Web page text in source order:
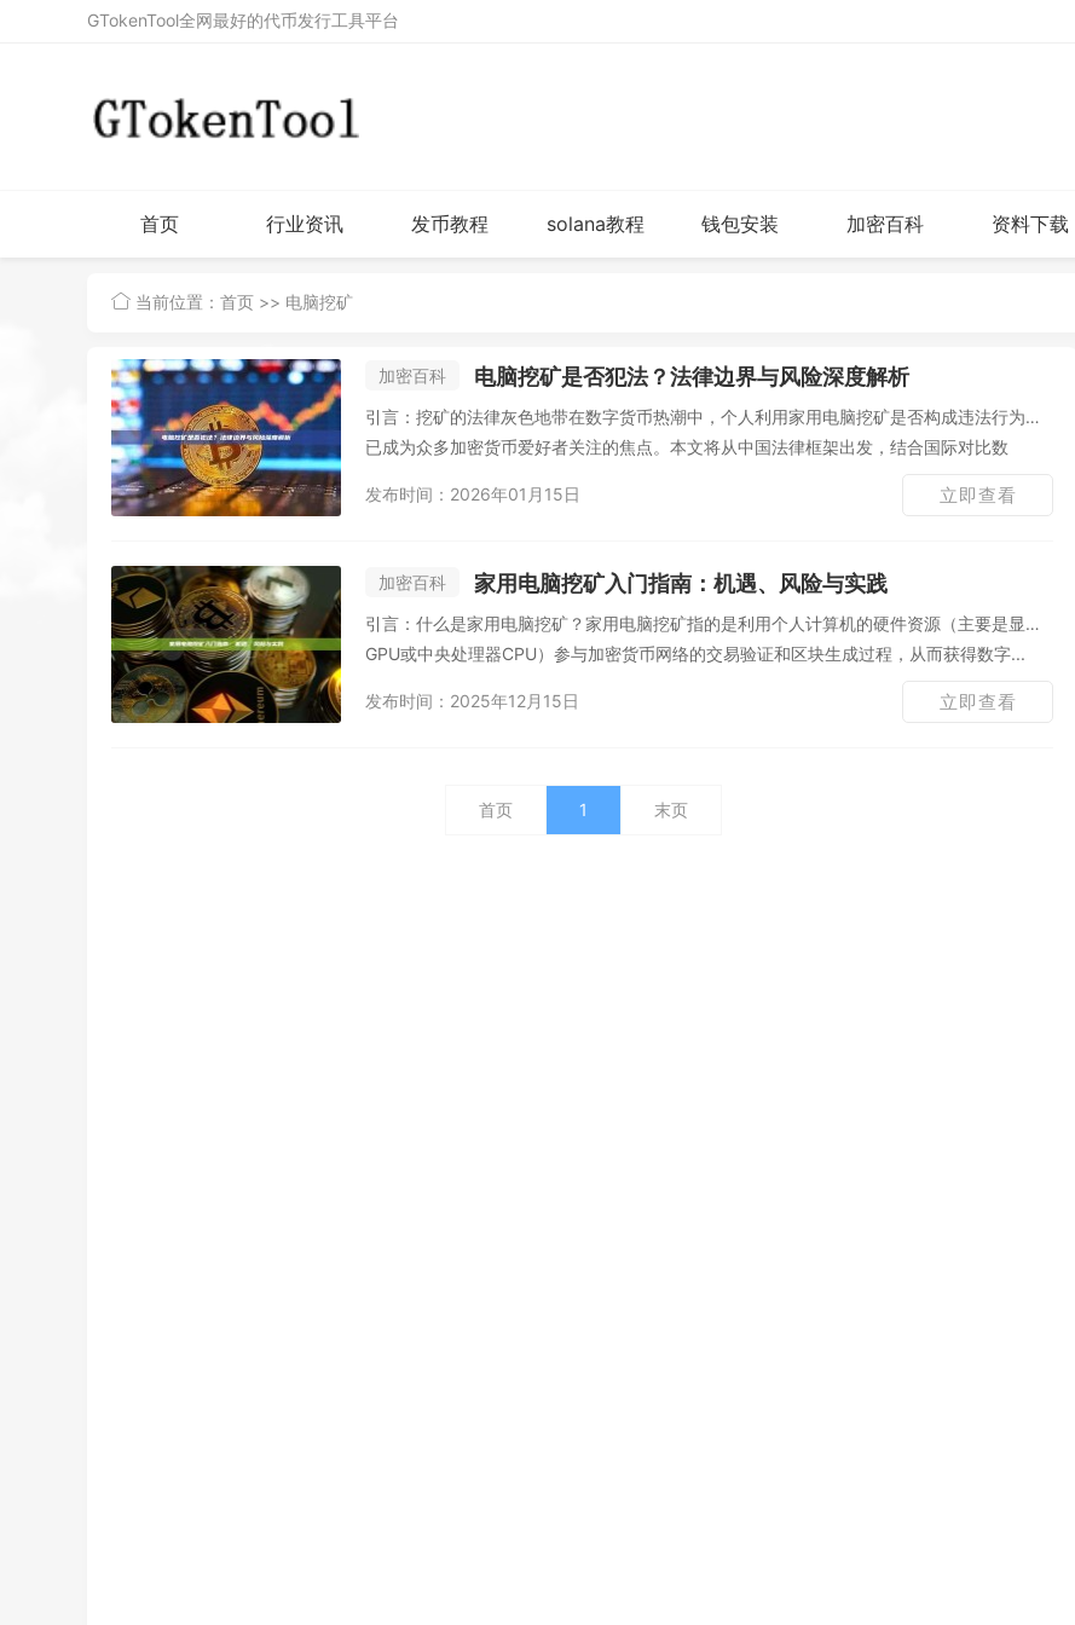
GTokenTool全网最好的代币发行工具平台
首页 行业资讯 发币教程 solana教程 钱包安装 加密百科 资料下载
当前位置： 首页 >> 电脑挖矿
加密百科 电脑挖矿是否犯法？法律边界与风险深度解析
引言：挖矿的法律灰色地带在数字货币热潮中，个人利用家用电脑挖矿是否构成违法行为，
已成为众多加密货币爱好者关注的焦点。本文将从中国法律框架出发，结合国际对比数
发布时间：2026年01月15日
立即查看
加密百科 家用电脑挖矿入门指南：机遇、风险与实践
引言：什么是家用电脑挖矿？家用电脑挖矿指的是利用个人计算机的硬件资源（主要是显卡
GPU或中央处理器CPU）参与加密货币网络的交易验证和区块生成过程，从而获得数字...
发布时间：2025年12月15日 立即查看
首页 1 末页